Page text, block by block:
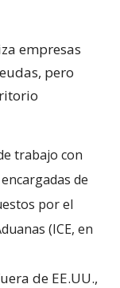
empresas
pero
trabajo con
de
por el
(ICE, en
de EE.UU.,